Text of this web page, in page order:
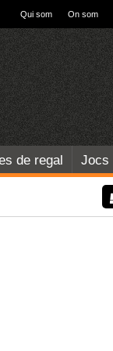
Qui som On som
de regal Jocs